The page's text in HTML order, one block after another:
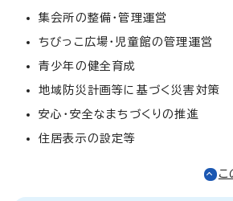
集会所の整備・管理運営
ちびっこ広場・児童館の管理運営
青少年の健全育成
地域防災計画等に基づく災害対策
安心・安全なまちづくりの推進
住居表示の設定等
こ